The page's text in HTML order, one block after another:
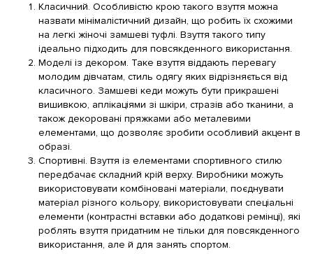
Класичний. Особливістю крою такого взуття можна
назвати мінімалістичний дизайн, що робить їх схожими
на легкі жіночі замшеві туфлі. Взуття такого типу
ідеально підходить для повсякденного використання.
Моделі із декором. Таке взуття віддають перевагу
молодим дівчатам, стиль одягу яких відрізняється від
класичного. Замшеві кеди можуть бути прикрашені
вишивкою, аплікаціями зі шкіри, стразів або тканини, а
також декоровані пряжками або металевими
елементами, що дозволяє зробити особливий акцент в
образі.
Спортивні. Взуття із елементами спортивного стилю
передбачає складний крій верху. Виробники можуть
використовувати комбіновані матеріали, поєднувати
матеріал різного кольору, використовувати спеціальні
елементи (контрастні вставки або додаткові ремінці), які
роблять взуття придатним не тільки для повсякденного
використання, але й для занять спортом.